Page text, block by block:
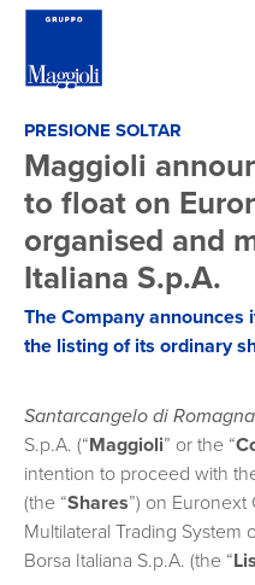
PRESIONE SOLTAR
Maggioli
to float on
organised and
Italiana S.p.A.
The Company
the listing of its ordinary
Santarcangelo di
S.p.A. (“Maggioli” or the “
intention to proceed with
(the “Shares”) on Euronext
Multilateral Trading
Borsa Italiana S.p.A. (the “